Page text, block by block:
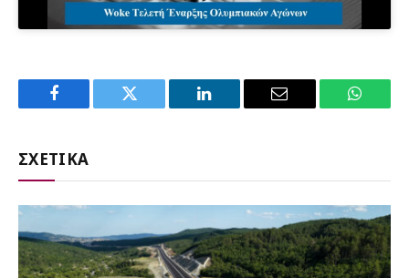
Facebook Twitter LinkedIn Email
ΣΧΕΤΙΚΑ